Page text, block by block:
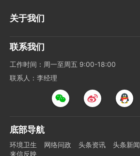
关于我们
联系我们
工作时间：周一至周五 9:00-18:00
联系人：李经理
底部导航
环境卫生 网络问政 头条资讯 头条新闻
来信反映